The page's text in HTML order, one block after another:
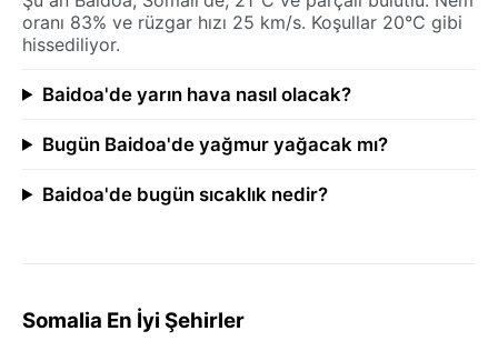
oranı 83% ve rüzgar hızı 25 km/s. Koşullar 20°C gibi
hissediliyor.
Baidoa'de yarın hava nasıl olacak?
Bugün Baidoa'de yağmur yağacak mı?
Baidoa'de bugün sıcaklık nedir?
Somalia En İyi Şehirler